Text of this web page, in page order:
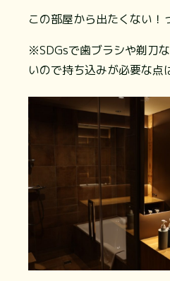
この部屋から出たくない！
※SDGsで歯ブラシや剃刀
いので持ち込みが必要な点